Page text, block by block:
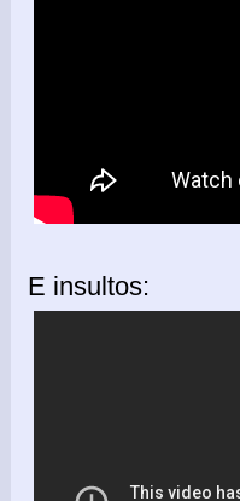
E insultos: